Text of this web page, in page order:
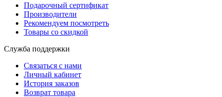
Подарочный сертификат
Производители
Рекомендуем посмотреть
Товары со скидкой
Служба поддержки
Связаться с нами
Личный кабинет
История заказов
Возврат товара